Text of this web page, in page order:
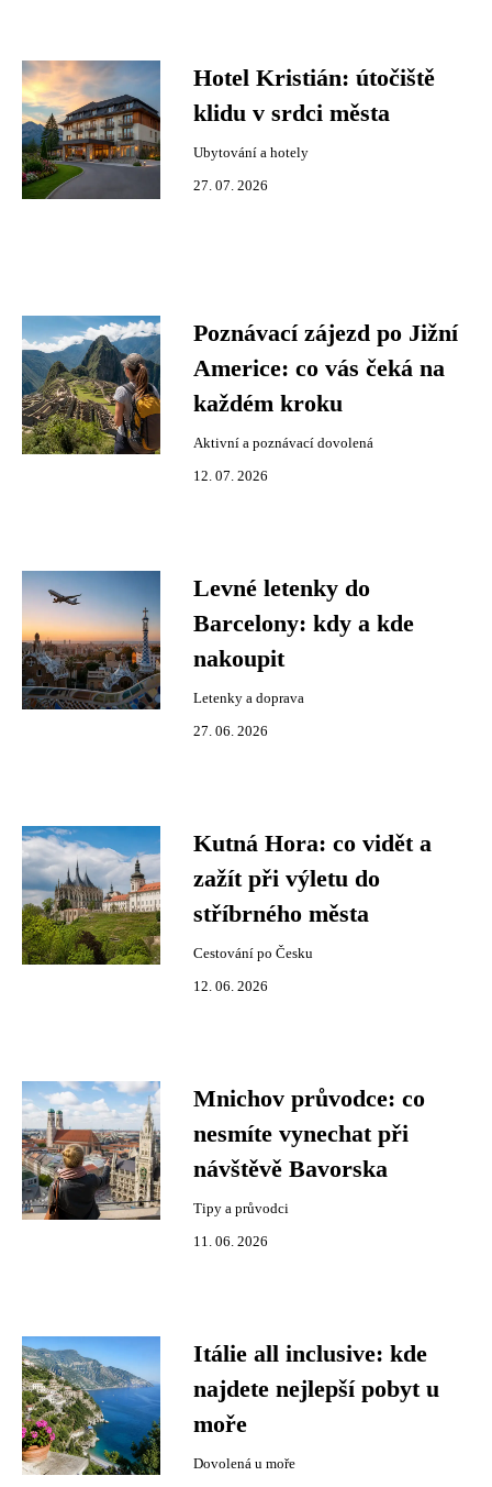
Hotel Kristián: útočiště
klidu v srdci města
Ubytování a hotely
27. 07. 2026
Poznávací zájezd po Jižní
Americe: co vás čeká na
každém kroku
Aktivní a poznávací dovolená
12. 07. 2026
Levné letenky do
Barcelony: kdy a kde
nakoupit
Letenky a doprava
27. 06. 2026
Kutná Hora: co vidět a
zažít při výletu do
stříbrného města
Cestování po Česku
12. 06. 2026
Mnichov průvodce: co
nesmíte vynechat při
návštěvě Bavorska
Tipy a průvodci
11. 06. 2026
Itálie all inclusive: kde
najdete nejlepší pobyt u
moře
Dovolená u moře